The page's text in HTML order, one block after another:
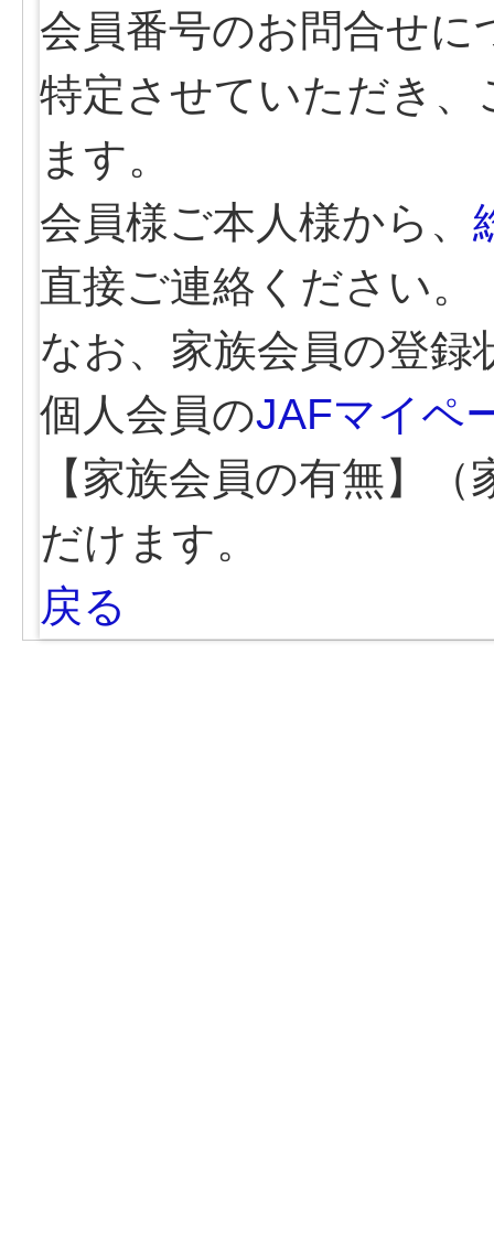
会員番号のお問合せ
特定させていただき
ます。
会員様ご本人様から、
直接ご連絡ください。
なお、家族会員の登
個人会員のJAFマイペ
【家族会員の有無】
だけます。
戻る